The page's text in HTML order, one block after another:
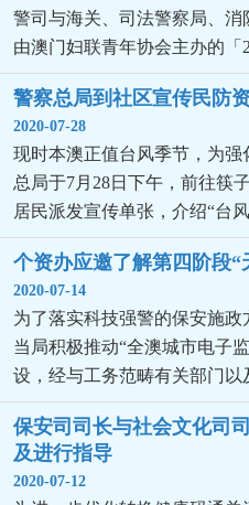
警司与海关、司法警察局、
由澳门妇联青年协会主办的
警察总局到社区宣传民防
2020-07-28
现时本澳正值台风季节，为
总局于7月28日下午，前往筷
居民派发宣传单张，介绍“台
个资办应邀了解第四阶段“
2020-07-14
为了落实科技强警的保安施
当局积极推动“全澳城市电子
设，经与工务范畴有关部门
保安司司长与社会文化司
及进行指导
2020-07-12